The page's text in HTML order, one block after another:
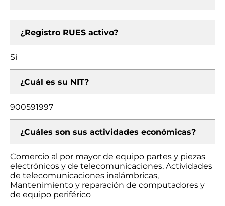
¿Registro RUES activo?
Si
¿Cuál es su NIT?
900591997
¿Cuáles son sus actividades económicas?
Comercio al por mayor de equipo partes y piezas
electrónicos y de telecomunicaciones, Actividades
de telecomunicaciones inalámbricas,
Mantenimiento y reparación de computadores y
de equipo periférico